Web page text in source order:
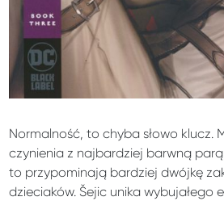
Normalność, to chyba słowo klucz.
czynienia z najbardziej barwną
to przypominają bardziej dwójkę
dzieciaków. Šejic unika wybujałego